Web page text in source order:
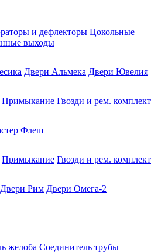
и дефлекторы Цокольные
выходы
Двери Альмека Двери Ювелия
Примыкание Гвозди и рем. комплект
Флеш
Примыкание Гвозди и рем. комплект
Двери Рим Двери Омега-2
желоба Соединитель трубы